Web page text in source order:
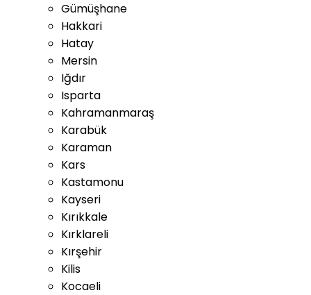
Gümüşhane
Hakkari
Hatay
Mersin
Iğdır
Isparta
Kahramanmaraş
Karabük
Karaman
Kars
Kastamonu
Kayseri
Kırıkkale
Kırklareli
Kırşehir
Kilis
Kocaeli